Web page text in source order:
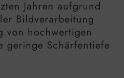
Jahren aufgrund
Bildverarbeitung
von hochwertigen
geringe Schärfentiefe